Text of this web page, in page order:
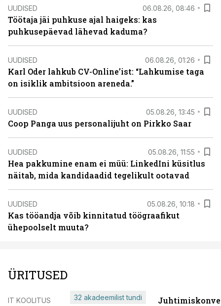
UUDISED 06.08.26, 08:46
Töötaja jäi puhkuse ajal haigeks: kas
puhkusepäevad lähevad kaduma?
UUDISED 06.08.26, 01:26
Karl Oder lahkub CV-Online’ist: “Lahkumise taga
on isiklik ambitsioon areneda.”
UUDISED 05.08.26, 13:45
Coop Panga uus personalijuht on Pirkko Saar
UUDISED 05.08.26, 11:55
Hea pakkumine enam ei müü: LinkedIni küsitlus
näitab, mida kandidaadid tegelikult ootavad
UUDISED 05.08.26, 10:18
Kas tööandja võib kinnitatud töögraafikut
ühepoolselt muuta?
ÜRITUSED
IT KOOLITUS 32 akadeemilist tundi